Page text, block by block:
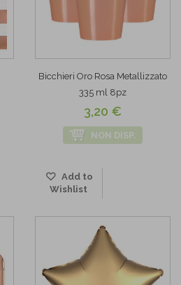
Bicchieri Oro Rosa Metallizzato
335 ml 8pz
3,20 €
NON DISP.
Add to
Wishlist